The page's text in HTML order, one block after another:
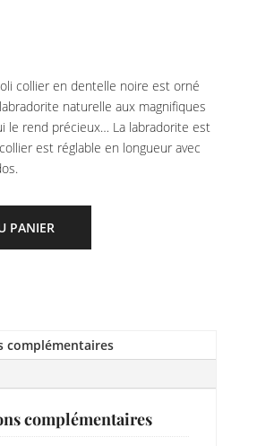
collier en dentelle noire est orné
naturelle aux magnifiques
le rend précieux… La labradorite est
est réglable en longueur avec
PANIER
complémentaires
complémentaires